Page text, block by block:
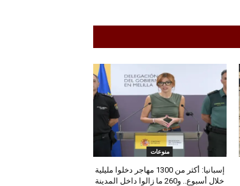
منوعات
إسبانيا: أكثر من 1300 مهاجر دخلوا مليلية
خلال أسبوع.. و260 ما زالوا داخل المدينة